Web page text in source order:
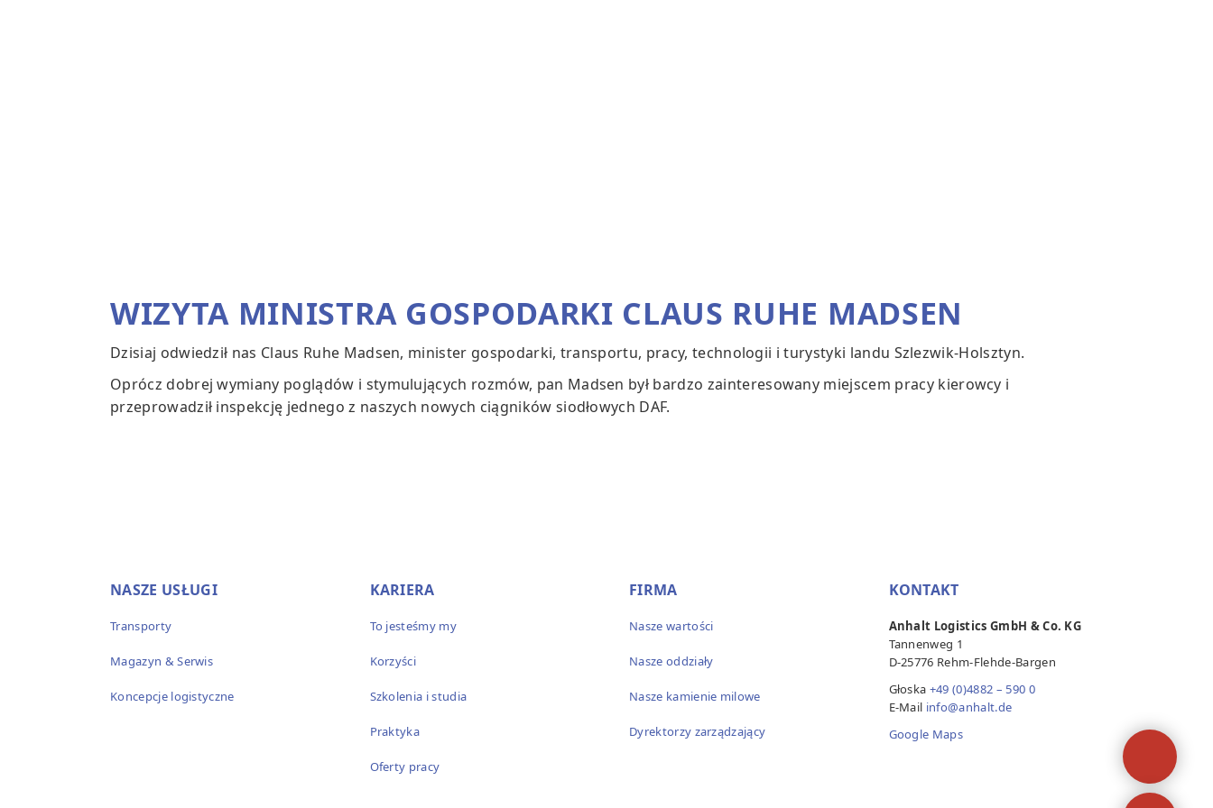
WIZYTA MINISTRA GOSPODARKI CLAUS RUHE MADSEN
Dzisiaj odwiedził nas Claus Ruhe Madsen, minister gospodarki, transportu, pracy, technologii i turystyki landu Szlezwik-Holsztyn.
Oprócz dobrej wymiany poglądów i stymulujących rozmów, pan Madsen był bardzo zainteresowany miejscem pracy kierowcy i
przeprowadził inspekcję jednego z naszych nowych ciągników siodłowych DAF.
NASZE USŁUGI
Transporty
Magazyn & Serwis
Koncepcje logistyczne
KARIERA
To jesteśmy my
Korzyści
Szkolenia i studia
Praktyka
Oferty pracy
FIRMA
Nasze wartości
Nasze oddziały
Nasze kamienie milowe
Dyrektorzy zarządzający
KONTAKT
Anhalt Logistics GmbH & Co. KG
Tannenweg 1
D-25776 Rehm-Flehde-Bargen
Głoska +49 (0)4882 – 590 0
E-Mail info@anhalt.de
Google Maps